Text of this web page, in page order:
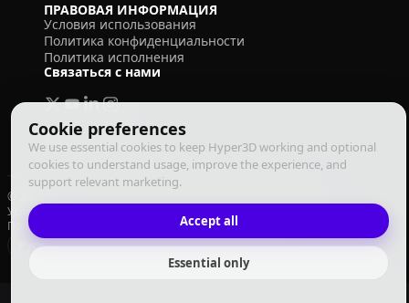
Cookie preferences
We use essential cookies to keep Hyper3D working and optional
cookies to understand usage, improve the experience, and
support relevant marketing.
Accept all
Essential only
ПРАВОВАЯ ИНФОРМАЦИЯ
Условия использования
Политика конфиденциальности
Политика исполнения
Связаться с нами
© 2026 Deemos Corporation. Все права защищены
Условия использования
Политика исполнения
Русский